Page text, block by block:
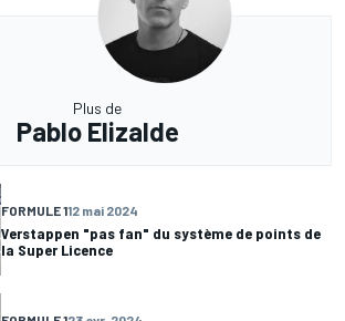
Plus de
Pablo Elizalde
FORMULE 112 mai 2024
Verstappen "pas fan" du système de points de
la Super Licence